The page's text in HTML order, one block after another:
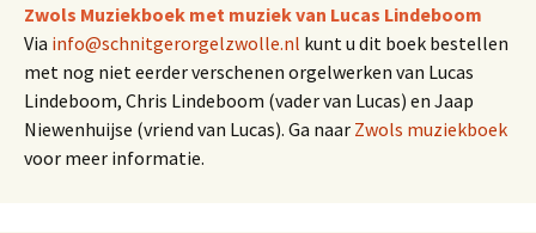
Zwols Muziekboek met muziek van Lucas Lindeboom
Via info@schnitgerorgelzwolle.nl kunt u dit boek bestellen
met nog niet eerder verschenen orgelwerken van Lucas
Lindeboom, Chris Lindeboom (vader van Lucas) en Jaap
Niewenhuijse (vriend van Lucas). Ga naar Zwols muziekboek
voor meer informatie.